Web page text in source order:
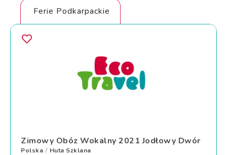
Ferie Podkarpackie
Zimowy Obóz Wokalny 2021 Jodłowy Dwór
Polska / Huta Szklana